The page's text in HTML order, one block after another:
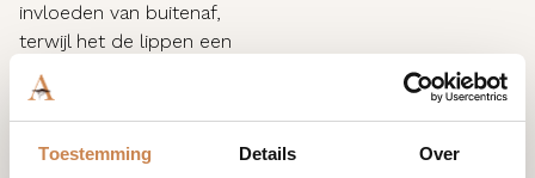
Toestemming Details Over
invloeden van buitenaf,
terwijl het de lippen een
gezonde glans en
veerkracht geeft, perfect
voor dagelijks gebruik of
als intensieve behandeling